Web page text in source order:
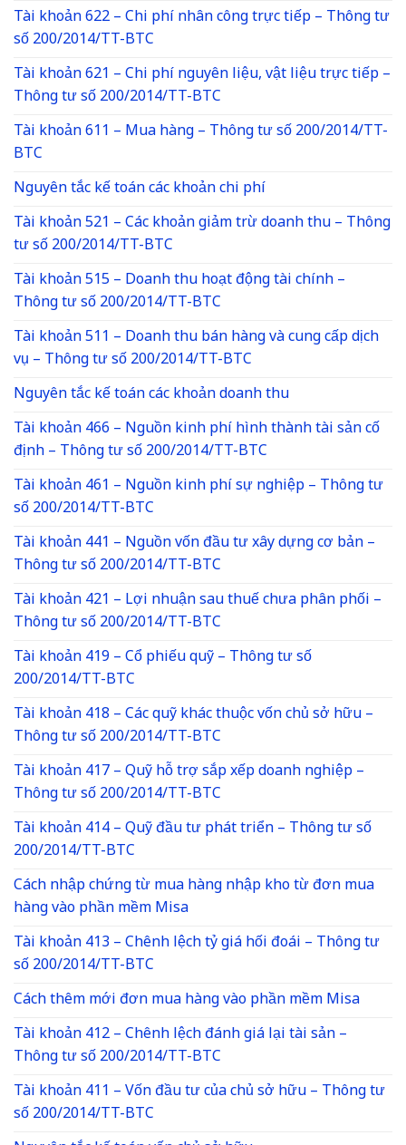
Tài khoản 622 – Chi phí nhân công trực tiếp – Thông tư
số 200/2014/TT-BTC
Tài khoản 621 – Chi phí nguyên liệu, vật liệu trực tiếp –
Thông tư số 200/2014/TT-BTC
Tài khoản 611 – Mua hàng – Thông tư số 200/2014/TT-
BTC
Nguyên tắc kế toán các khoản chi phí
Tài khoản 521 – Các khoản giảm trừ doanh thu – Thông
tư số 200/2014/TT-BTC
Tài khoản 515 – Doanh thu hoạt động tài chính –
Thông tư số 200/2014/TT-BTC
Tài khoản 511 – Doanh thu bán hàng và cung cấp dịch
vụ – Thông tư số 200/2014/TT-BTC
Nguyên tắc kế toán các khoản doanh thu
Tài khoản 466 – Nguồn kinh phí hình thành tài sản cố
định – Thông tư số 200/2014/TT-BTC
Tài khoản 461 – Nguồn kinh phí sự nghiệp – Thông tư
số 200/2014/TT-BTC
Tài khoản 441 – Nguồn vốn đầu tư xây dựng cơ bản –
Thông tư số 200/2014/TT-BTC
Tài khoản 421 – Lợi nhuận sau thuế chưa phân phối –
Thông tư số 200/2014/TT-BTC
Tài khoản 419 – Cổ phiếu quỹ – Thông tư số
200/2014/TT-BTC
Tài khoản 418 – Các quỹ khác thuộc vốn chủ sở hữu –
Thông tư số 200/2014/TT-BTC
Tài khoản 417 – Quỹ hỗ trợ sắp xếp doanh nghiệp –
Thông tư số 200/2014/TT-BTC
Tài khoản 414 – Quỹ đầu tư phát triển – Thông tư số
200/2014/TT-BTC
Cách nhập chứng từ mua hàng nhập kho từ đơn mua
hàng vào phần mềm Misa
Tài khoản 413 – Chênh lệch tỷ giá hối đoái – Thông tư
số 200/2014/TT-BTC
Cách thêm mới đơn mua hàng vào phần mềm Misa
Tài khoản 412 – Chênh lệch đánh giá lại tài sản –
Thông tư số 200/2014/TT-BTC
Tài khoản 411 – Vốn đầu tư của chủ sở hữu – Thông tư
số 200/2014/TT-BTC